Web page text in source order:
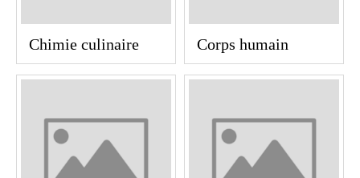
Chimie culinaire Corps humain